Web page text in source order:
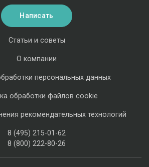
Статьи и советы
О компании
персональных данных
обработки файлов cookie
рекомендательных технологий
8 (495) 215-01-62
8 (800) 222-80-26
Написать